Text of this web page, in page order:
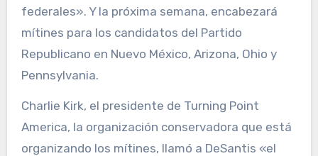
federales». Y la próxima semana, encabezará
mítines para los candidatos del Partido
Republicano en Nuevo México, Arizona, Ohio y
Pennsylvania.
Charlie Kirk, el presidente de Turning Point
America, la organización conservadora que está
organizando los mítines, llamó a DeSantis «el